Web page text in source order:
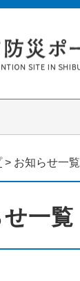
> お知らせ一覧
一覧